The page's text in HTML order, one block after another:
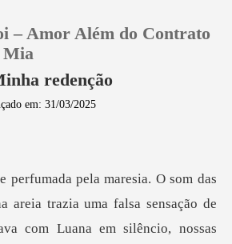
– Amor Além do Contrato
Mia
redenção
em: 31/03/2025
uma falsa sensação de
com Luana em silêncio, nossas